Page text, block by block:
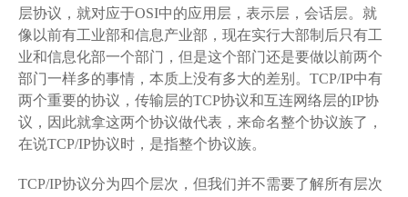
层协议，就对应于OSI中的应用层，表示层，会话层。就
像以前有工业部和信息产业部，现在实行大部制后只有工
业和信息化部一个部门，但是这个部门还是要做以前两个
部门一样多的事情，本质上没有多大的差别。TCP/IP中有
两个重要的协议，传输层的TCP协议和互连网络层的IP协
议，因此就拿这两个协议做代表，来命名整个协议族了，
在说TCP/IP协议时，是指整个协议族。
TCP/IP协议分为四个层次，但我们并不需要了解所有层次